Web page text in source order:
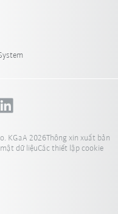
KGaA 2026Thông xin xuất bản
dữ liệuCác thiết lập cookie